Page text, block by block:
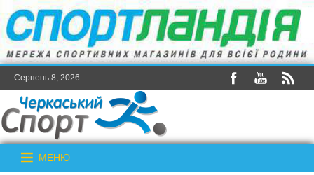
Серпень 8, 2026
МЕНЮ